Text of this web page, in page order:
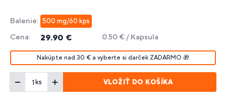
Balenie: 500 mg/60 kps
Cena: 29.90 € 0.50 € / Kapsula
Nakúpte nad 30 € a vyberte si darček ZADARMO 🎁
ks VLOŽIŤ DO KOŠÍKA